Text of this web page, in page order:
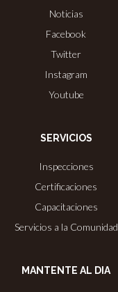
Noticias
Facebook
Twitter
Instagram
Youtube
SERVICIOS
Inspecciones
Certificaciones
Capacitaciones
Servicios a la Comunidad
MANTENTE AL DIA